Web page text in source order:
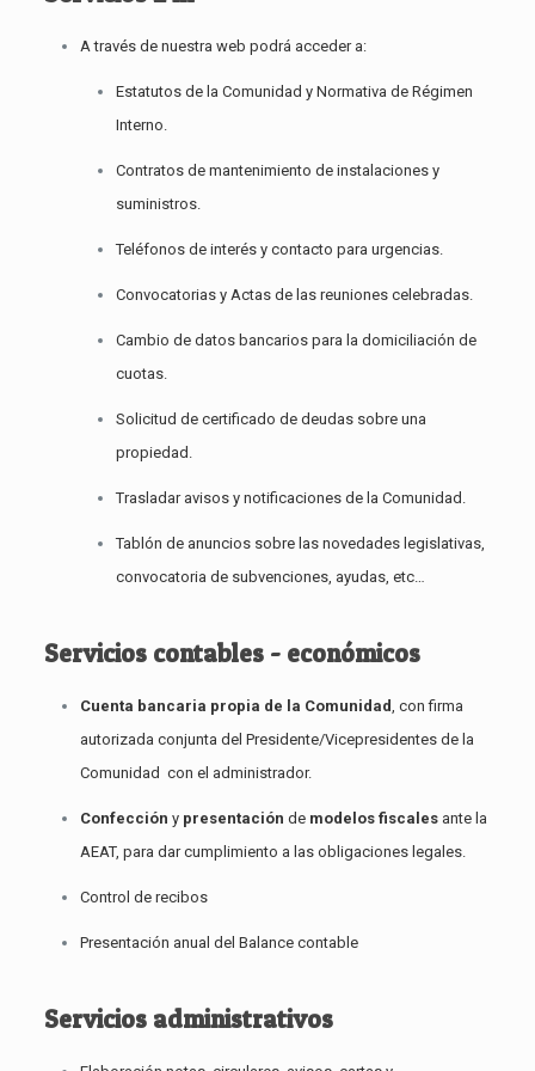
A través de nuestra web podrá acceder a:
Estatutos de la Comunidad y Normativa de Régimen
Interno.
Contratos de mantenimiento de instalaciones y
suministros.
Teléfonos de interés y contacto para urgencias.
Convocatorias y Actas de las reuniones celebradas.
Cambio de datos bancarios para la domiciliación de
cuotas.
Solicitud de certificado de deudas sobre una
propiedad.
Trasladar avisos y notificaciones de la Comunidad.
Tablón de anuncios sobre las novedades legislativas,
convocatoria de subvenciones, ayudas, etc…
Servicios contables - económicos
Cuenta bancaria propia de la Comunidad , con firma
autorizada conjunta del Presidente/Vicepresidentes de la
Comunidad con el administrador.
Confección y presentación de modelos fiscalesante la
AEAT, para dar cumplimiento a las obligaciones legales.
Control de recibos
Presentación anual del Balance contable
Servicios administrativos